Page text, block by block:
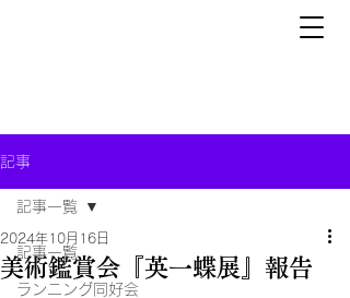
記事
記事一覧
ランニング同好会
記事一覧
美術鑑賞会『英一蝶展』報告
2024年10月16日